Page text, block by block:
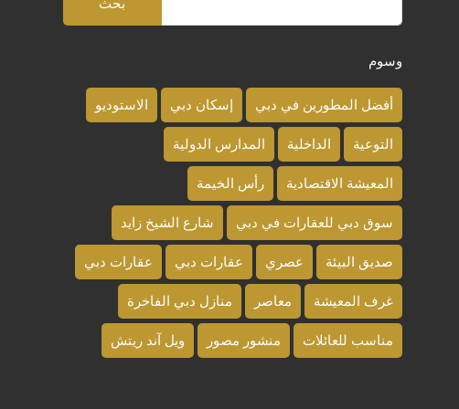
وسوم
أفضل المطورين في دبي إسكان دبي الاستوديو
التوعية الداخلية المدارس الدولية
المعيشة الاقتصادية رأس الخيمة
سوق دبي للعقارات في دبي شارع الشيخ زايد
صديق البيئة عصري عقارات دبي عقارات دبي
غرف المعيشة معاصر منازل دبي الفاخرة
مناسب للعائلات منشور مصور ويل آند ريتش